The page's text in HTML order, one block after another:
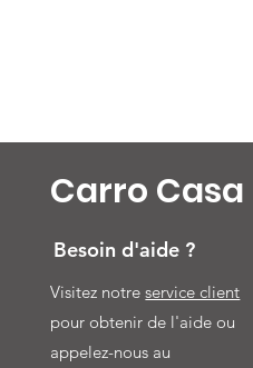
Carro Casa
Besoin d'aide ?
Visitez notreservice client
pour obtenir de l'aide ou
appelez-nous au